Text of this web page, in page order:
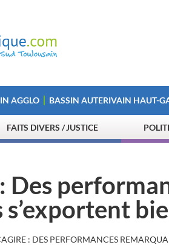
AGGLO BASSIN AUTERIVAIN HAUT-
FAITS DIVERS / JUSTICE
Des
: DES PERFORMANCES